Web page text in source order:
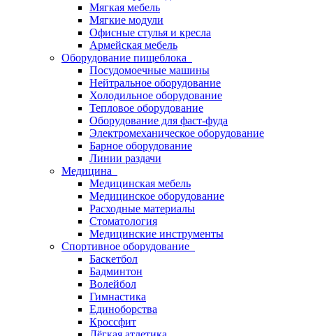
Мягкая мебель
Мягкие модули
Офисные стулья и кресла
Армейская мебель
Оборудование пищеблока
Посудомоечные машины
Нейтральное оборудование
Холодильное оборудование
Тепловое оборудование
Оборудование для фаст-фуда
Электромеханическое оборудование
Барное оборудование
Линии раздачи
Медицина
Медицинская мебель
Медицинское оборудование
Расходные материалы
Стоматология
Медицинские инструменты
Спортивное оборудование
Баскетбол
Бадминтон
Волейбол
Гимнастика
Единоборства
Кроссфит